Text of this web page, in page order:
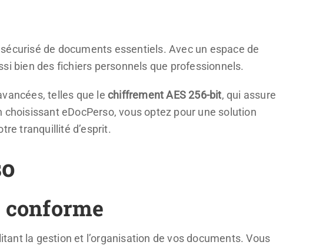
de documents essentiels. Avec un espace de
bien des fichiers personnels que professionnels.
telles que le chiffrement AES 256-bit, qui assure
eDocPerso, vous optez pour une solution
tranquillité d’esprit.
conforme
la gestion et l’organisation de vos documents. Vous